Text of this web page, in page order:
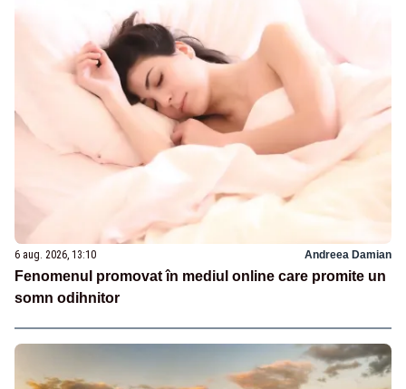
6 aug. 2026, 13:10 Andreea Damian
Fenomenul promovat în mediul online care promite un
somn odihnitor